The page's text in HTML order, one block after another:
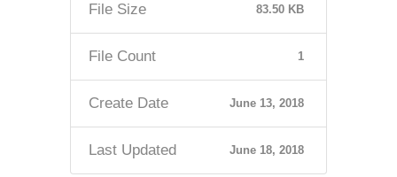
File Size 83.50 KB
File Count 1
Create Date June 13, 2018
Last Updated June 18, 2018